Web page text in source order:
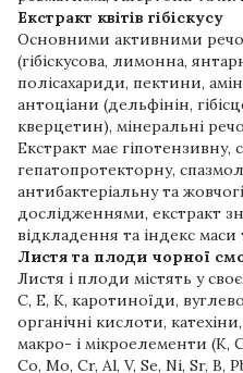
Екстракт квітів гібіскусу
Основними активними
(гібіскусова, лимонна,
полісахариди, пектини,
антоціани (дельфінін,
кверцетин), мінеральні
Екстракт має гіпотензивну,
гепатопротекторну,
антибактеріальну та
дослідженнями, екстракт
відкладення та індекс маси
Листя та плоди чорної
Листя і плоди містять у
С, Е, К, каротиноїди,
органічні кислоти,
макро- і мікроелементи (K,
Co, Mo, Cr, Al, V, Se, Ni, Sr,